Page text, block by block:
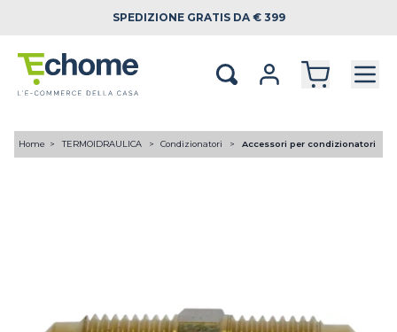
SPEDIZIONE GRATIS DA € 399
Home TERMOIDRAULICA Condizionatori Accessori per condizionatori